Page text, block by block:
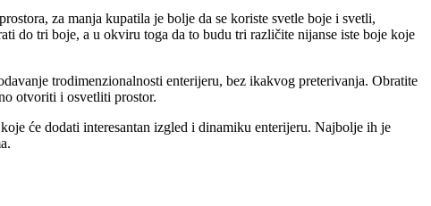
za manja kupatila je bolje da se koriste svetle boje i svetli,
do tri boje, a u okviru toga da to budu tri različite nijanse iste boje koje
trodimenzionalnosti enterijeru, bez ikakvog preterivanja. Obratite
otvoriti i osvetliti prostor.
će dodati interesantan izgled i dinamiku enterijeru. Najbolje ih je